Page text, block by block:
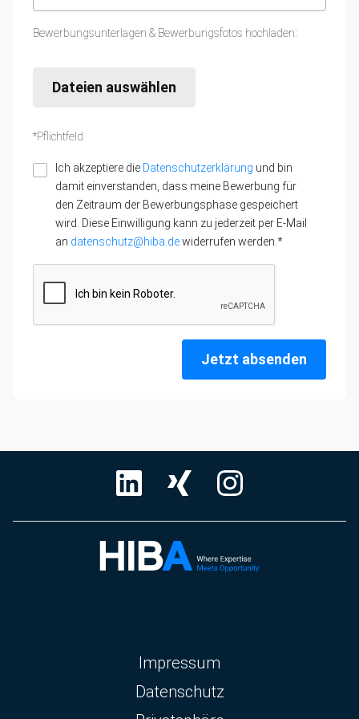
Bewerbungsunterlagen & Bewerbungsfotos hochladen:
Dateien auswählen
*Pflichtfeld
Ich akzeptiere die Datenschutzerklärung und bin
damit einverstanden, dass meine Bewerbung für
den Zeitraum der Bewerbungsphase gespeichert
wird. Diese Einwilligung kann zu jederzeit per E-Mail
an datenschutz@hiba.dewiderrufen werden.*
Jetzt absenden
Navigation
überspringen
Impressum
Datenschutz